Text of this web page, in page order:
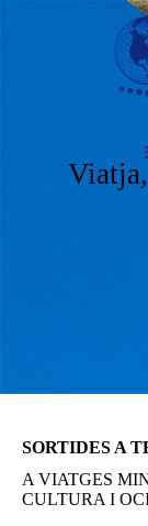
SORTIDES A
A VIATGES
CULTURA I